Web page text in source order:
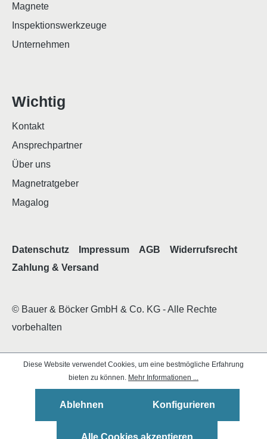
Magnete
Inspektionswerkzeuge
Unternehmen
Wichtig
Kontakt
Ansprechpartner
Über uns
Magnetratgeber
Magalog
© Bauer & Böcker GmbH & Co. KG - Alle Rechte
vorbehalten
Datenschutz Impressum AGB
Widerrufsrecht
Zahlung & Versand
Diese Website verwendet Cookies, um eine bestmögliche Erfahrung
bieten zu können. Mehr Informationen ...
Ablehnen Konfigurieren
Alle Cookies akzeptieren